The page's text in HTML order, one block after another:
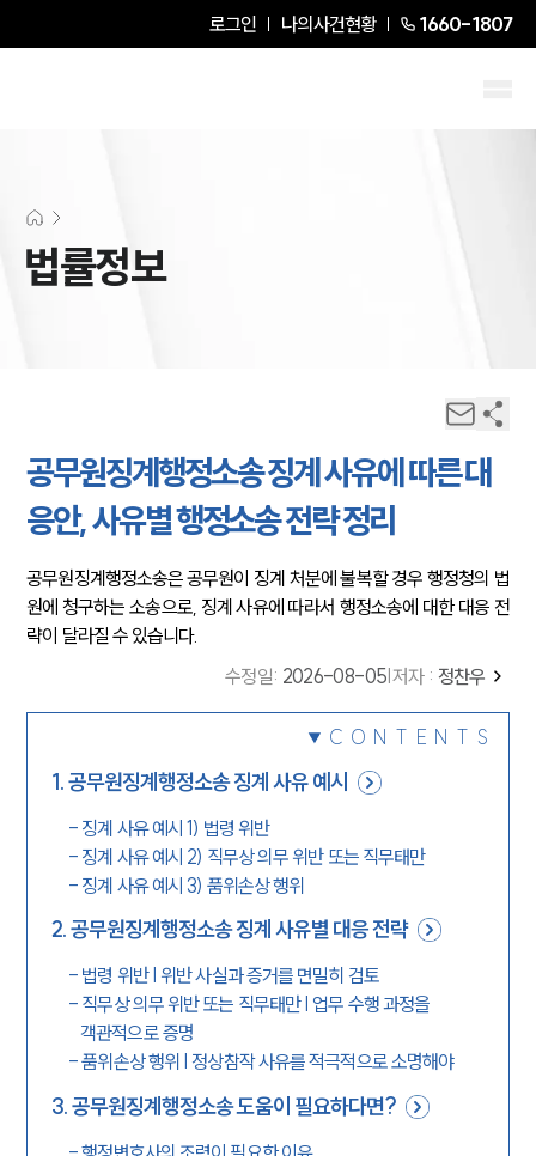
로그인 나의사건현황 1660-1807
법률정보
공무원징계행정소송 징계 사유에 따른 대
응안, 사유별 행정소송 전략 정리
공무원징계행정소송은 공무원이 징계 처분에 불복할 경우 행정청의 법
원에 청구하는 소송으로, 징계 사유에 따라서 행정소송에 대한 대응 전
략이 달라질 수 있습니다.
수정일: 2026-08-05 저자 : 정찬우
CONTENTS
1.공무원징계행정소송 징계 사유 예시
- 징계 사유 예시 1) 법령 위반
- 징계 사유 예시 2) 직무상 의무 위반 또는 직무태만
- 징계 사유 예시 3) 품위손상 행위
2.공무원징계행정소송 징계 사유별 대응 전략
- 법령 위반 | 위반 사실과 증거를 면밀히 검토
- 직무상 의무 위반 또는 직무태만 | 업무 수행 과정을
객관적으로 증명
-품위손상 행위 | 정상참작 사유를 적극적으로 소명해야
3.공무원징계행정소송 도움이 필요하다면?